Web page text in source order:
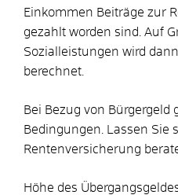
Einkommen Beiträge zur
gezahlt worden sind. Auf
Sozialleistungen wird
berechnet.
Bei Bezug von Bürgergeld
Bedingungen. Lassen Sie
Rentenversicherung
Höhe des